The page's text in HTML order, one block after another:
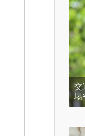
交
場